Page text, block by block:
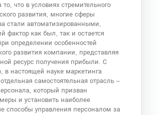
что в условиях стремительного
развития, многие сферы
стали автоматизированными,
фактор как был, так и остается
определении особенностей
развития компании, представляя
ресурс получения прибыли. С
в настоящей науке маркетинга
самостоятельная отрасль –
который призван
и установить наиболее
способы управления персоналом за